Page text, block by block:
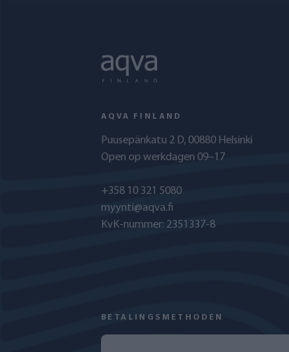
AQVA FINLAND
Puusepänkatu 2 D, 00880 Helsinki
Open op werkdagen 09–17
+358 10 321 5080
myynti@aqva.fi
KvK-nummer: 2351337-8
BETALINGSMETHODEN